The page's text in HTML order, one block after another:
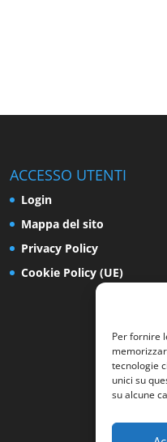
Per fornire
tecnologie
unici su
su alcune
ACCESSO UTENTI
Login
Mappa del sito
Privacy Policy
Cookie Policy (UE)